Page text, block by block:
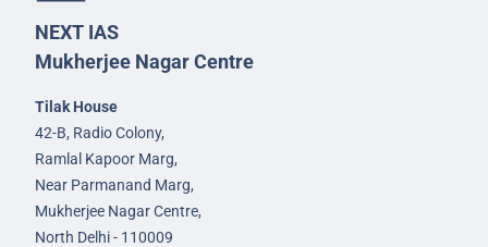
NEXT IAS
Mukherjee Nagar Centre
Tilak House
42-B, Radio Colony,
Ramlal Kapoor Marg,
Near Parmanand Marg,
Mukherjee Nagar Centre,
North Delhi - 110009